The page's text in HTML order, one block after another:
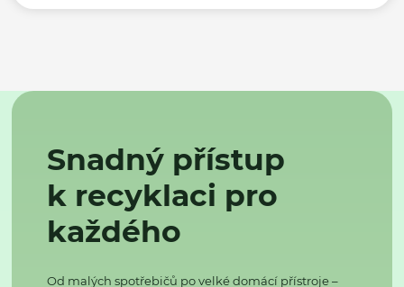
Snadný přístup
k recyklaci pro
každého
Od malých spotřebičů po velké domácí přístroje –